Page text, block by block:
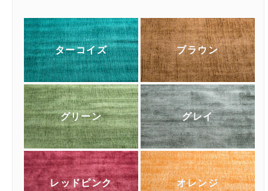
ターコイズ ブラウン
グリーン グレイ
レッドピンク オレンジ